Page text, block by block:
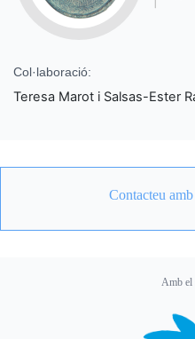
Col·laboració:
Teresa Marot i Salsas-Ester
Contacteu
Amb el